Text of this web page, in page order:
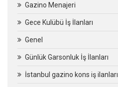
Gazino Menajeri
Gece Kulübü İş İlanları
Genel
Günlük Garsonluk İş İlanları
İstanbul gazino kons iş ilanları